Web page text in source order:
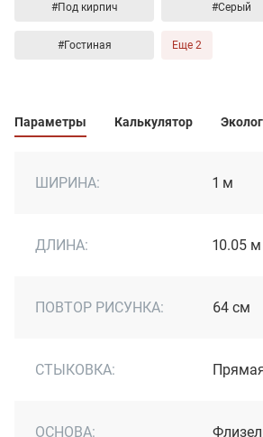
#Под кирпич #Серый
#Гостиная Еще 2
Параметры Калькулятор
ШИРИНА: 1 м
ДЛИНА: 10.05 м
ПОВТОР РИСУНКА: 64 см
СТЫКОВКА:
ОСНОВА: